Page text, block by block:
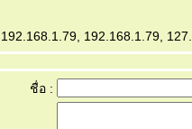
192.168.1.79,
ชื่อ :